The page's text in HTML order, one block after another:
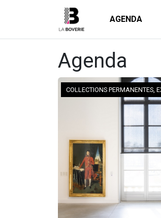
AGENDA
Agenda
COLLECTIONS PERMANENTES,